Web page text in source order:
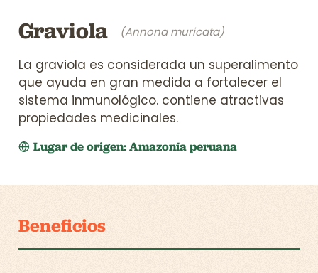
Graviola (Annona muricata)
La graviola es considerada un superalimento
que ayuda en gran medida a fortalecer el
sistema inmunológico. contiene atractivas
propiedades medicinales.
Lugar de origen: Amazonía peruana
Beneficios